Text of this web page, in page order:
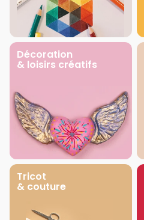
Décoration
& loisirs créatifs
Tricot
& couture